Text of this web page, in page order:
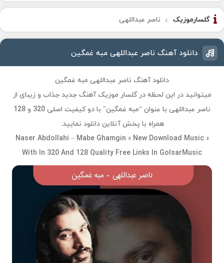
گلسارموزیک ناصر عبداللهی
دانلود آهنگ ناصر عبداللهی مبه غمگین
دانلود آهنگ ناصر عبداللهی مبه غمگین
میتوانید در این لحظه در گلسار موزیک آهنگ جدید جذاب و زیبای از
ناصر عبداللهی با عنوان “مبه غمگین” با دو کیفیت اصلی 320 و 128
همراه با پخش آنلاین دانلود نمایید.
Naser Abdollahi – Mabe Ghamgin » New Download Music »
With In 320 And 128 Quality Free Links In GolsarMusic